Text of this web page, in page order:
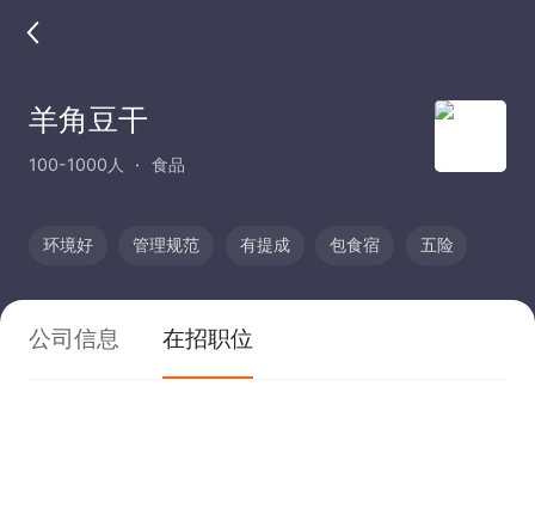
羊角豆干
100-1000人 食品
环境好 管理规范 有提成 包食宿 五险
公司信息 在招职位